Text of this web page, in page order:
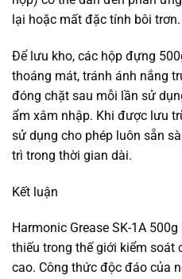
lại hoặc mất đặc tính bôi trơn.
Để lưu kho, các hộp đựng
thoáng mát, tránh ánh nắng
đóng chặt sau mỗi lần sử
ẩm xâm nhập. Khi được lưu
sử dụng cho phép luôn sẵn
trì trong thời gian dài.
Kết luận
Harmonic Grease SK-1A
thiếu trong thế giới kiểm soát
cao. Công thức độc đáo của